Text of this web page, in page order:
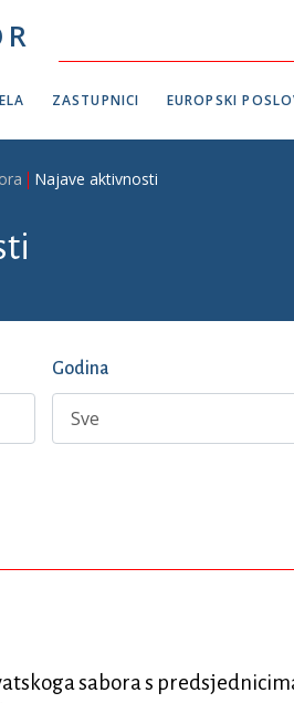
ZASTUPNICI EUROPSKI
Najave aktivnosti
Godina
sabora s